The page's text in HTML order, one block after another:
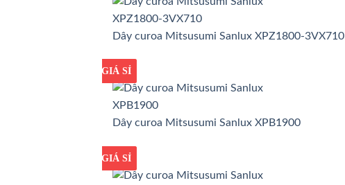
Dây curoa Mitsusumi Sanlux XPZ1800-3VX710
GIÁ TỐT
GIÁ SỈ
Dây curoa Mitsusumi Sanlux XPB1900
GIÁ TỐT
GIÁ SỈ